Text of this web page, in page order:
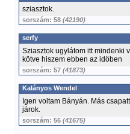
sziasztok.
sorszám: 58 (42190)
serfy
Sziasztok ugylátom itt mindenki
kötve hiszem ebben az idöben
sorszám: 57 (41873)
Kalányos Wendel
Igen voltam Bányán. Más
járok.
sorszám: 56 (41675)